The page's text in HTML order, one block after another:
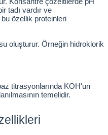
Konsantre çözeltilerde pH
tadı vardır ve
özellik proteinleri
oluşturur. Örneğin hidroklorik
titrasyonlarında KOH'un
temelidir.